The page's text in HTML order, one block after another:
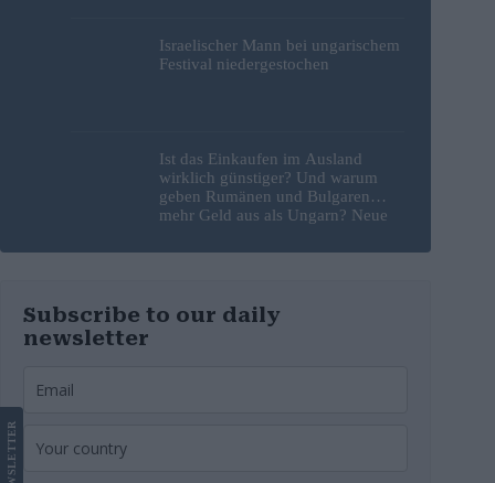
Israelischer Mann bei ungarischem
Festival niedergestochen
Ist das Einkaufen im Ausland
wirklich günstiger? Und warum
geben Rumänen und Bulgaren
mehr Geld aus als Ungarn? Neue
Subscribe to our daily
newsletter
LETTER